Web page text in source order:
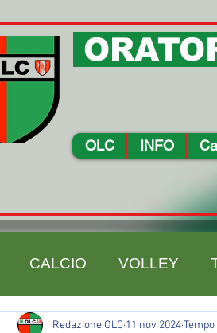
OLC INFO
CALCIO VOLLEY
Redazione OLC 11 nov 2024